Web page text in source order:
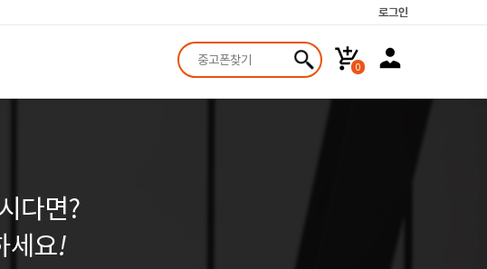
로그인
0